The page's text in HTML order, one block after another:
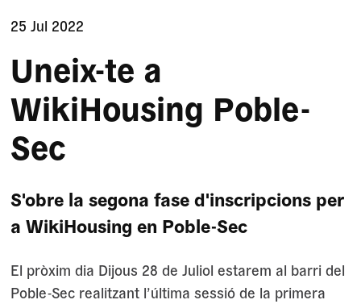
25 Jul 2022
Uneix-te a
WikiHousing Poble-
Sec
S'obre la segona fase d'inscripcions per
a WikiHousing en Poble-Sec
El pròxim dia Dijous 28 de Juliol estarem al barri del
Poble-Sec realitzant l’última sessió de la primera